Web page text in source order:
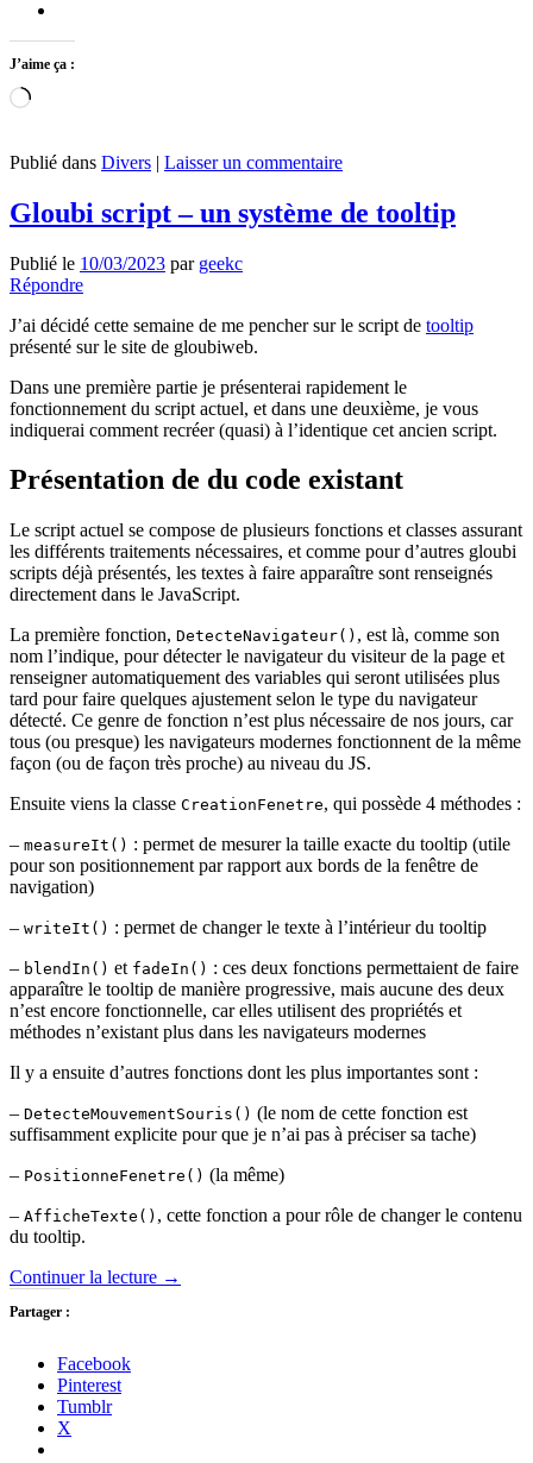
J’aime ça :
Chargement…
Publié dans Divers | Laisser un commentaire
Gloubi script – un système de tooltip
Publié le 10/03/2023 par geekc
Répondre
J’ai décidé cette semaine de me pencher sur le script de tooltip
présenté sur le site de gloubiweb.
Dans une première partie je présenterai rapidement le
fonctionnement du script actuel, et dans une deuxième, je vous
indiquerai comment recréer (quasi) à l’identique cet ancien script.
Présentation de du code existant
Le script actuel se compose de plusieurs fonctions et classes assurant
les différents traitements nécessaires, et comme pour d’autres gloubi
scripts déjà présentés, les textes à faire apparaître sont renseignés
directement dans le JavaScript.
La première fonction, DetecteNavigateur() , est là, comme son
nom l’indique, pour détecter le navigateur du visiteur de la page et
renseigner automatiquement des variables qui seront utilisées plus
tard pour faire quelques ajustement selon le type du navigateur
détecté. Ce genre de fonction n’est plus nécessaire de nos jours, car
tous (ou presque) les navigateurs modernes fonctionnent de la même
façon (ou de façon très proche) au niveau du JS.
Ensuite viens la classe CreationFenetre, qui possède 4 méthodes :
– measureIt() : permet de mesurer la taille exacte du tooltip (utile
pour son positionnement par rapport aux bords de la fenêtre de
navigation)
– writeIt() : permet de changer le texte à l’intérieur du tooltip
– blendIn() et fadeIn() : ces deux fonctions permettaient de faire
apparaître le tooltip de manière progressive, mais aucune des deux
n’est encore fonctionnelle, car elles utilisent des propriétés et
méthodes n’existant plus dans les navigateurs modernes
Il y a ensuite d’autres fonctions dont les plus importantes sont :
– DetecteMouvementSouris() (le nom de cette fonction est
suffisamment explicite pour que je n’ai pas à préciser sa tache)
– PositionneFenetre() (la même)
– AfficheTexte() , cette fonction a pour rôle de changer le contenu
du tooltip.
Continuer la lecture →
Partager :
Facebook
Pinterest
Tumblr
X